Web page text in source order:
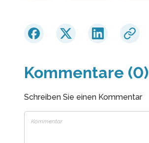
Kommentare (0)
Schreiben Sie einen Kommentar